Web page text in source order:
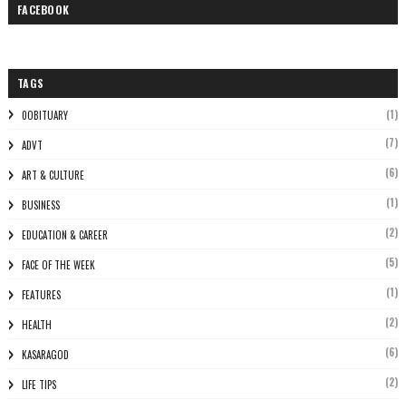
FACEBOOK
TAGS
0OBITUARY (1)
ADVT (7)
ART & CULTURE (6)
BUSINESS (1)
EDUCATION & CAREER (2)
FACE OF THE WEEK (5)
FEATURES (1)
HEALTH (2)
KASARAGOD (6)
LIFE TIPS (2)